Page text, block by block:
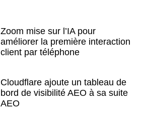
Zoom mise sur l’IA pour
améliorer la première interaction
client par téléphone
Cloudflare ajoute un tableau de
bord de visibilité AEO à sa suite
AEO